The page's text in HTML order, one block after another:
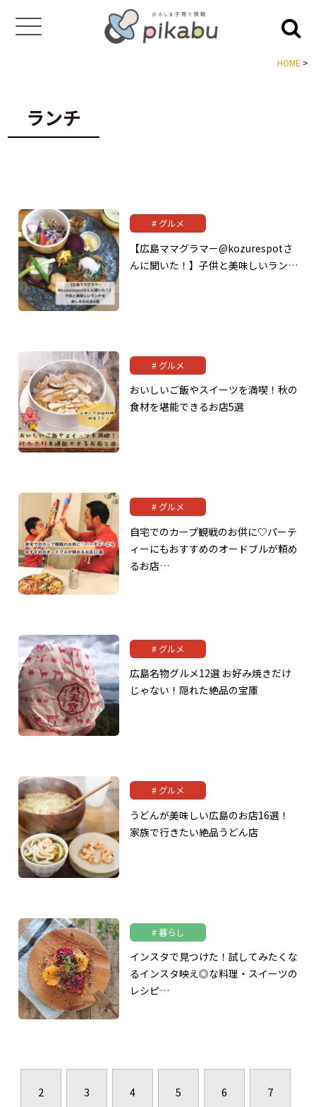
HOME >
ランチ
グルメ
【広島ママグラマー@kozurespotさ
んに聞いた！】子供と美味しいラン…
グルメ
おいしいご飯やスイーツを満喫！秋の
食材を堪能できるお店5選
グルメ
自宅でのカープ観戦のお供に♡パーテ
ィーにもおすすめのオードブルが頼め
るお店…
グルメ
広島名物グルメ12選 お好み焼きだけ
じゃない！隠れた絶品の宝庫
グルメ
うどんが美味しい広島のお店16選！
家族で行きたい絶品うどん店
暮らし
インスタで見つけた！試してみたくな
るインスタ映え◎な料理・スイーツの
レシピ…
2 3 4 5 6 7